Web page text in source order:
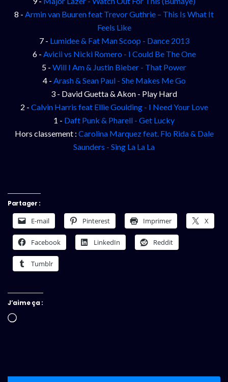
8 - Armin van Buuren feat Trevor Guthrie – This Is What It
Feels Like
7 - Lumidee & Fat Man Scoop - Dance 2013
6 - Avicii vs Nicki Romero - I Could Be The One
5 - Will I Am & Justin Bieber - That Power
4 - Arash & Sean Paul - She Makes Me Go
3 - David Guetta & Akon - Play Hard
2 - Calvin Harris feat Ellie Goulding - I Need Your Love
1 - Daft Punk & Pharell - Get Lucky
Hors classement : Carolina Marquez feat. Flo Rida & Dale
Saunders - Sing La La La
Partager :
E-mail Pinterest Imprimer X
Facebook LinkedIn Reddit
Tumblr
J’aime ça :
Chargement…